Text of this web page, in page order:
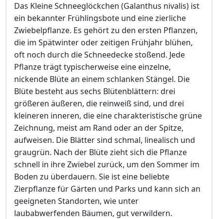
Das Kleine Schneeglöckchen (Galanthus nivalis) ist
ein bekannter Frühlingsbote und eine zierliche
Zwiebelpflanze. Es gehört zu den ersten Pflanzen,
die im Spätwinter oder zeitigen Frühjahr blühen,
oft noch durch die Schneedecke stoßend. Jede
Pflanze trägt typischerweise eine einzelne,
nickende Blüte an einem schlanken Stängel. Die
Blüte besteht aus sechs Blütenblättern: drei
größeren äußeren, die reinweiß sind, und drei
kleineren inneren, die eine charakteristische grüne
Zeichnung, meist am Rand oder an der Spitze,
aufweisen. Die Blätter sind schmal, linealisch und
graugrün. Nach der Blüte zieht sich die Pflanze
schnell in ihre Zwiebel zurück, um den Sommer im
Boden zu überdauern. Sie ist eine beliebte
Zierpflanze für Gärten und Parks und kann sich an
geeigneten Standorten, wie unter
laubabwerfenden Bäumen, gut verwildern.